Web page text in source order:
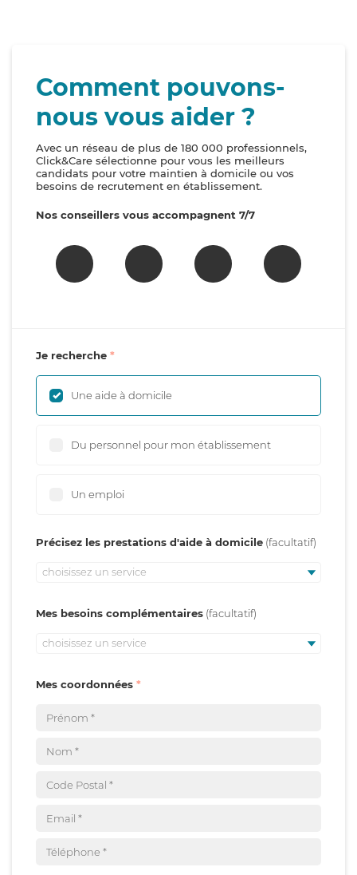
Comment pouvons-
nous vous aider ?
Avec un réseau de plus de 180 000 professionnels,
Click&Care sélectionne pour vous les meilleurs
candidats pour votre maintien à domicile ou vos
besoins de recrutement en établissement.
Nos conseillers vous accompagnent 7/7
Je recherche
Une aide à domicile
Du personnel pour mon établissement
Un emploi
Précisez les prestations d'aide à domicile
choisissez un service
Mes besoins complémentaires
choisissez un service
Mes coordonnées